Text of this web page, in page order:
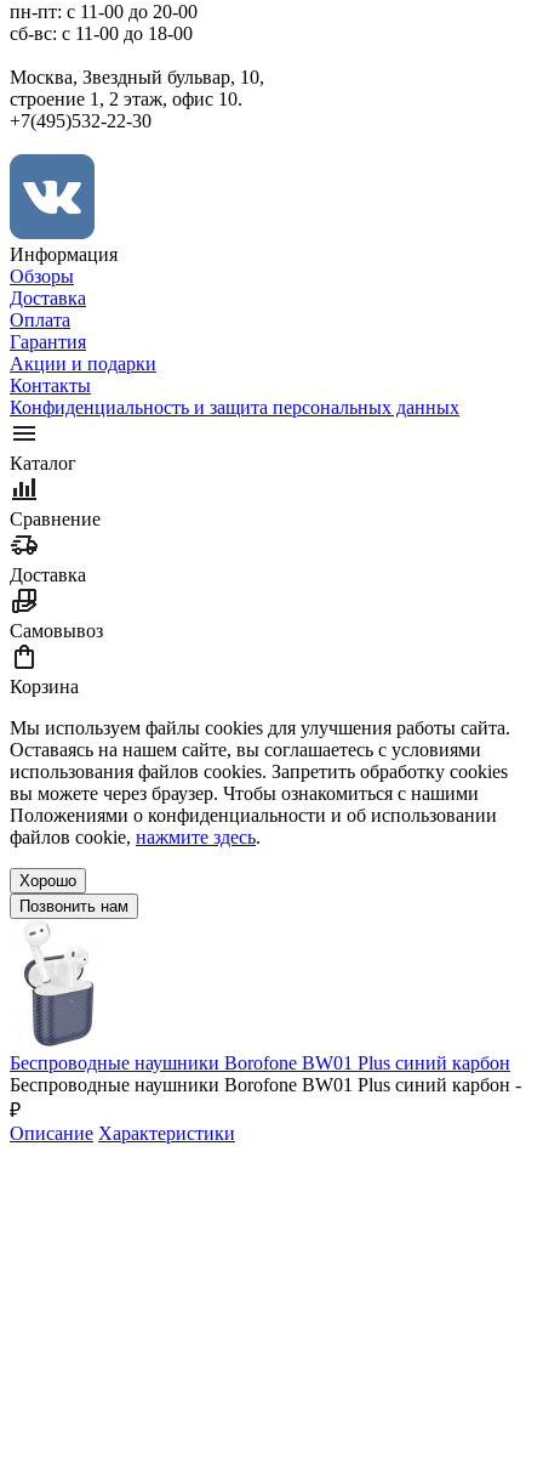
пн-пт: c 11-00 до 20-00
сб-вс: с 11-00 до 18-00
Москва, Звездный бульвар, 10,
строение 1, 2 этаж, офис 10.
+7(495)532-22-30
Информация
Обзоры
Доставка
Оплата
Гарантия
Акции и подарки
Контакты
Конфиденциальность и защита персональных данных
Каталог
Сравнение
Доставка
Самовывоз
Корзина
Мы используем файлы cookies для улучшения работы сайта.
Оставаясь на нашем сайте, вы соглашаетесь с условиями
использования файлов cookies. Запретить обработку cookies
вы можете через браузер. Чтобы ознакомиться с нашими
Положениями о конфиденциальности и об использовании
файлов cookie, нажмите здесь.
Хорошо
Позвонить нам
Беспроводные наушники Borofone BW01 Plus синий карбон
Беспроводные наушники Borofone BW01 Plus синий карбон -
₽
Описание Характеристики